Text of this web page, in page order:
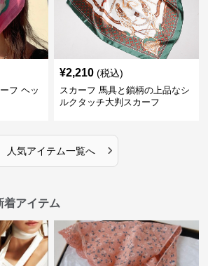
フ ヘッ
¥2,210 (税込)
スカーフ 馬具と鎖柄の上品なシ
ルクタッチ大判スカーフ
人気アイテム一覧へ ›
着アイテム